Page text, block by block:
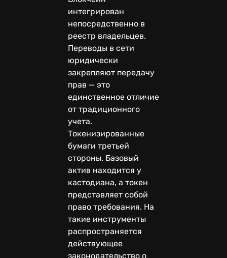
интегрирован
непосредственно в
реестр владельцев.
Переводы в сети
юридически
закрепляют передачу
прав — это
единственное отличие
от традиционного
учета.
Токенизированные
бумаги третьей
стороны. Базовый
актив находится у
кастодиана, а токен
представляет собой
право требования. На
такие инструменты
распространяется
действующее
законодательство о